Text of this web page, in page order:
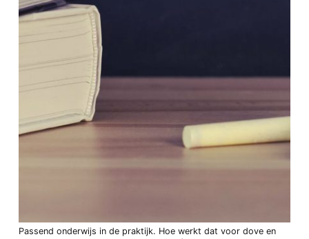
Passend onderwijs in de praktijk. Hoe werkt dat voor dove en